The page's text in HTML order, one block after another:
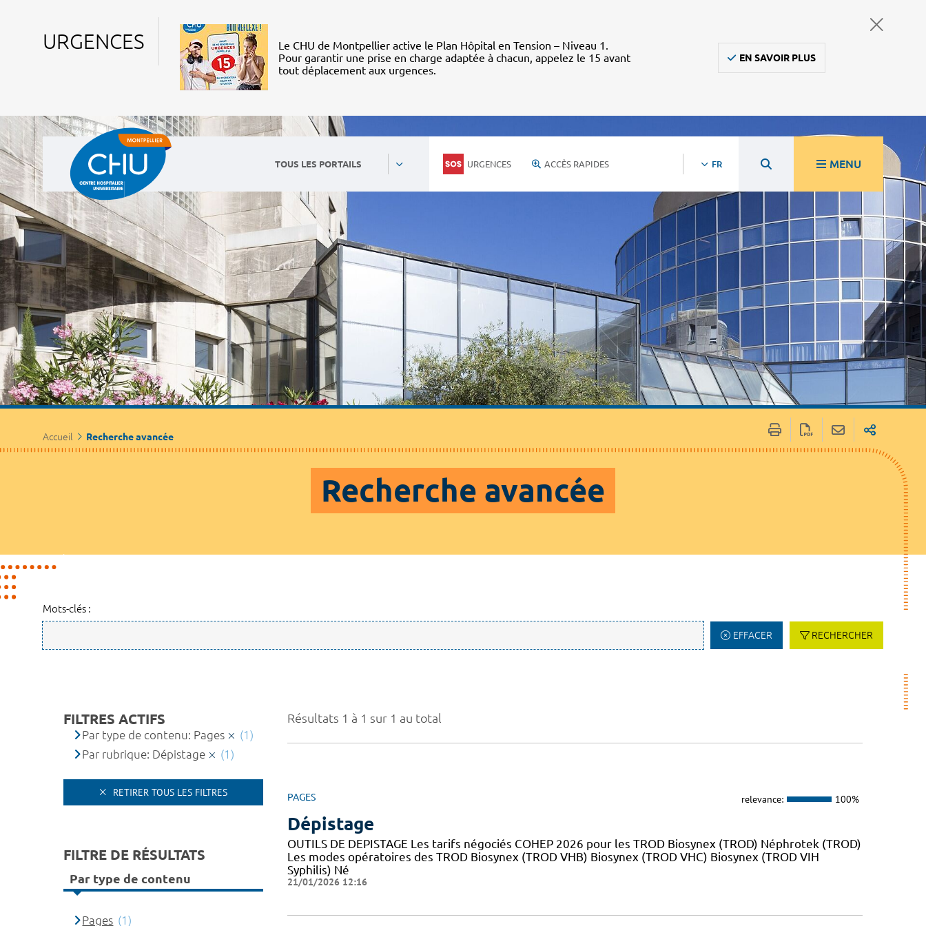
URGENCES
Le CHU de Montpellier active le Plan Hôpital en Tension – Niveau 1.
Pour garantir une prise en charge adaptée à chacun, appelez le 15 avant
tout déplacement aux urgences.
EN SAVOIR PLUS
TOUS LES PORTAILS URGENCES ACCÈS RAPIDES FR MENU
Accueil Recherche avancée
Recherche avancée
Mots-clés :
EFFACER RECHERCHER
Résultats 1 à 1 sur 1 au total
PAGES relevance: 100%
Dépistage
OUTILS DE DEPISTAGE Les tarifs négociés COHEP 2026 pour les TROD Biosynex (TROD) Néphrotek (TROD)
Les modes opératoires des TROD Biosynex (TROD VHB) Biosynex (TROD VHC) Biosynex (TROD VIH
Syphilis) Né
21/01/2026 12:16
FILTRES ACTIFS
Par type de contenu: Pages
(1)
Par rubrique: Dépistage
(1)
RETIRER TOUS LES FILTRES
FILTRE DE RÉSULTATS
Par type de contenu
Pages (1)